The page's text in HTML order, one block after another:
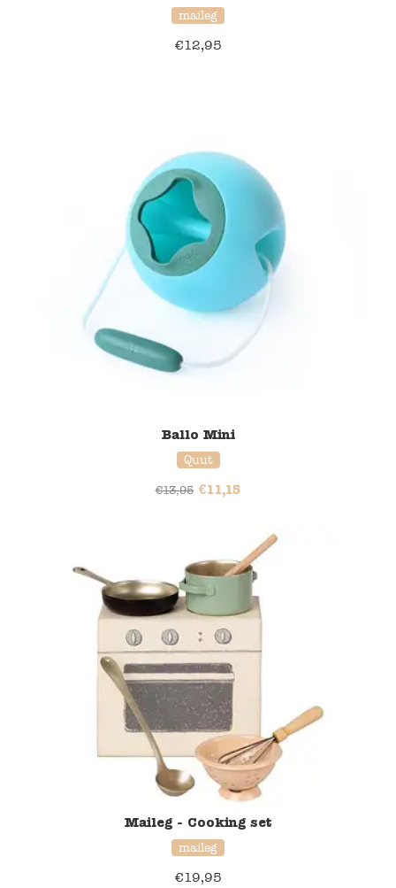
maileg
€12,95
Ballo Mini
Quut
€13,95 €11,15
Maileg - Cooking set
maileg
€19,95